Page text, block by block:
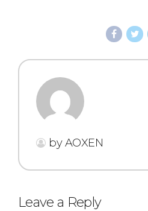
by AOXEN
Leave a Reply